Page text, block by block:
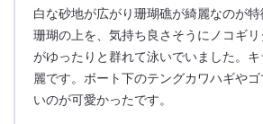
白な砂地が広がり珊瑚礁が綺麗なのが
珊瑚の上を、気持ち良さそうにノコギ
がゆったりと群れて泳いでいました。
麗です。ボート下のテングカワハギや
いのが可愛かったです。